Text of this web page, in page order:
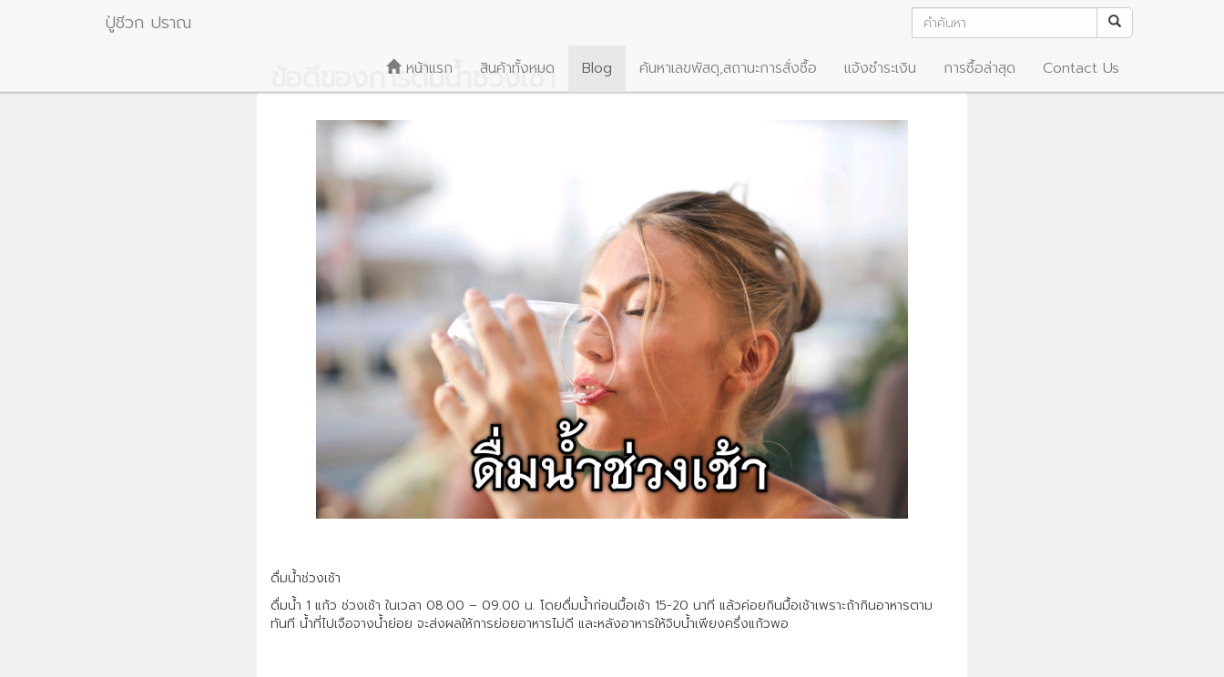
ปู่ชีวก ปราณ
หน้าแรก สินค้าทั้งหมด Blog ค้นหาเลขพัสดุ,สถานะการสั่งซื้อ แจ้งชำระเงิน การซื้อล่าสุด Contact Us
ข้อดีของการดื่มน้ำช่วงเช้า
ดื่มน้ำช่วงเช้า
ดื่มน้ำ 1 แก้ว ช่วงเช้า ในเวลา 08.00 – 09.00 น. โดยดื่มน้ำก่อนมื้อเช้า 15-20 นาที แล้วค่อยกินมื้อเช้าเพราะถ้ากินอาหารตาม
ทันที น้ำที่ไปเจือจางน้ำย่อย จะส่งผลให้การย่อยอาหารไม่ดี และหลังอาหารให้จิบน้ำเพียงครึ่งแก้วพอ